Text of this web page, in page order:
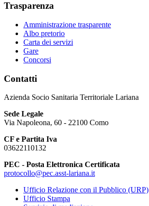
Trasparenza
Amministrazione trasparente
Albo pretorio
Carta dei servizi
Gare
Concorsi
Contatti
Azienda Socio Sanitaria Territoriale Lariana
Sede Legale
Via Napoleona, 60 - 22100 Como
CF e Partita Iva
03622110132
PEC - Posta Elettronica Certificata
protocollo@pec.asst-lariana.it
Ufficio Relazione con il Pubblico (URP)
Ufficio Stampa